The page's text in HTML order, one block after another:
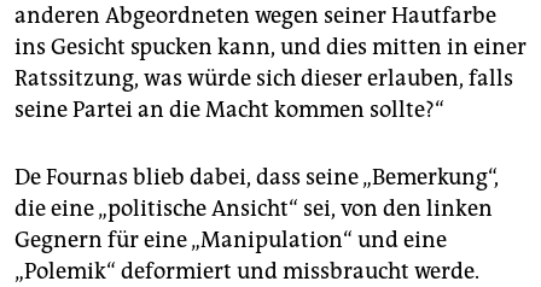
anderen Abgeordneten wegen seiner Hautfarbe
ins Gesicht spucken kann, und dies mitten in einer
Ratssitzung, was würde sich dieser erlauben, falls
seine Partei an die Macht kommen sollte?“
De Fournas blieb dabei, dass seine „Bemerkung“,
die eine „politische Ansicht“ sei, von den linken
Gegnern für eine „Manipulation“ und eine
„Polemik“ deformiert und missbraucht werde.